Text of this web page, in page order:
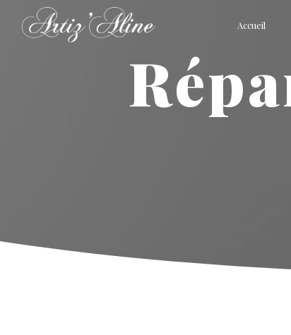
Accueil
réparation de fauteuil
Panneau de gestion des cookies